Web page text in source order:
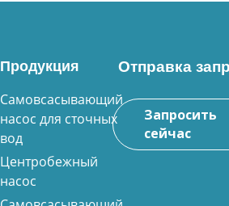
Продукция
Самовсасывающий
насос для сточных
вод
Центробежный
насос
Отправка
Запросить
сейчас